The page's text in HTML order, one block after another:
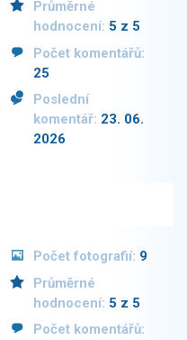
Průměrné
hodnocení: 5 z 5
Počet komentářů:
25
Poslední
komentář: 23. 06.
2026
Počet fotografií: 9
Průměrné
hodnocení: 5 z 5
Počet komentářů: